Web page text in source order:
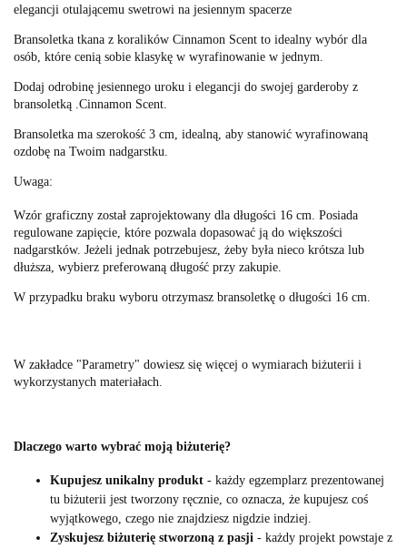
elegancji otulającemu swetrowi na jesiennym spacerze
Bransoletka tkana z koralików Cinnamon Scent to idealny wybór dla
osób, które cenią sobie klasykę w wyrafinowanie w jednym.
Dodaj odrobinę jesiennego uroku i elegancji do swojej garderoby z
bransoletką .Cinnamon Scent.
Bransoletka ma szerokość 3 cm, idealną, aby stanowić wyrafinowaną
ozdobę na Twoim nadgarstku.
Uwaga:
Wzór graficzny został zaprojektowany dla długości 16 cm. Posiada
regulowane zapięcie, które pozwala dopasować ją do większości
nadgarstków. Jeżeli jednak potrzebujesz, żeby była nieco krótsza lub
dłuższa, wybierz preferowaną długość przy zakupie.
W przypadku braku wyboru otrzymasz bransoletkę o długości 16 cm.
W zakładce "Parametry" dowiesz się więcej o wymiarach biżuterii i
wykorzystanych materiałach.
Dlaczego warto wybrać moją biżuterię?
Kupujesz unikalny produkt - każdy egzemplarz prezentowanej
tu biżuterii jest tworzony ręcznie, co oznacza, że kupujesz coś
wyjątkowego, czego nie znajdziesz nigdzie indziej.
Zyskujesz biżuterię stworzoną z pasji - każdy projekt powstaje z